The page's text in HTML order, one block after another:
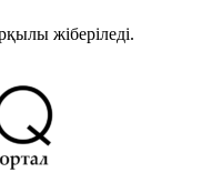
жіберіледі.